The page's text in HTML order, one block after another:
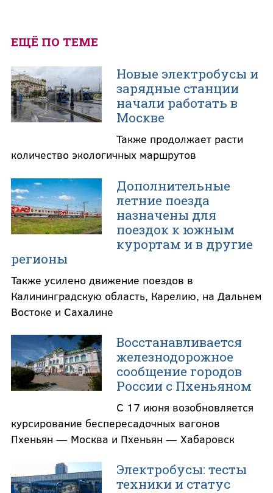
ЕЩЁ ПО ТЕМЕ
Новые электробусы и
зарядные станции
начали работать в
Москве
Также продолжает расти
количество экологичных маршрутов
Дополнительные
летние поезда
назначены для
поездок к южным
курортам и в другие
регионы
Также усилено движение поездов в
Калининградскую область, Карелию, на Дальнем
Востоке и Сахалине
Восстанавливается
железнодорожное
сообщение городов
России с Пхеньяном
С 17 июня возобновляется
курсирование беспересадочных вагонов
Пхеньян — Москва и Пхеньян — Хабаровск
Электробусы: тесты
техники и статус